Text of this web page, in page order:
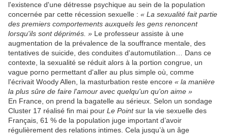
l'existence d'une détresse psychique au sein de la population
concernée par cette récession sexuelle : « La sexualité fait partie
des premiers comportements auxquels les gens renoncent
lorsqu'ils sont déprimés. » Le professeur assiste à une
augmentation de la prévalence de la souffrance mentale, des
tentatives de suicide, des conduites d'automutilation… Dans ce
contexte, la sexualité se réduit alors à la portion congrue, un
vague porno permettant d'aller au plus simple où, comme
l'écrivait Woody Allen, la masturbation reste encore « la manière
la plus sûre de faire l'amour avec quelqu'un qu'on aime »
En France, on prend la bagatelle au sérieux. Selon un sondage
Cluster 17 réalisé fin mai pour Le Pointsur la vie sexuelle des
Français, 61 % de la population juge important d’avoir
régulièrement des relations intimes. Cela jusqu’à un âge